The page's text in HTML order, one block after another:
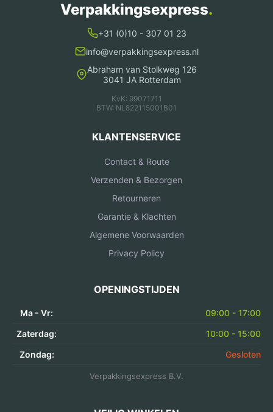
Verpakkingsexpress.
+31 (0)10 - 307 01 23
info@verpakkingsexpress.nl
Abraham van Stolkweg 126
3041 JA Rotterdam
KvK: 99071711
BTW: NL822115001B01
KLANTENSERVICE
Contact & Route
Verzenden & Bezorgen
Retourneren
Garantie & Klachten
Algemene Voorwaarden
Privacy Policy
OPENINGSTIJDEN
Ma - Vr:
09:00 - 17:00
Zaterdag:
10:00 - 15:00
Zondag:
Gesloten
Verpakkingsexpress B.V.